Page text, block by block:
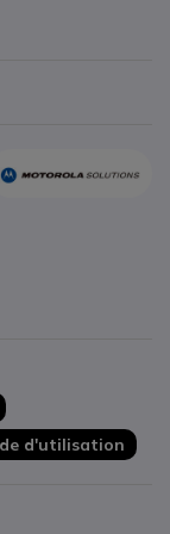
d'utilisation